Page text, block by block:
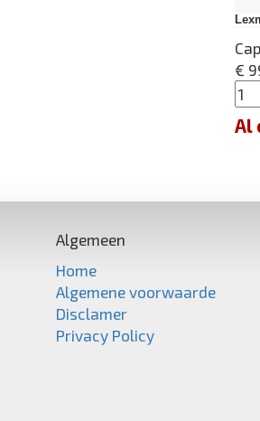
€
Al
Algemeen
Home
Algemene voorwaarde
Disclamer
Privacy Policy